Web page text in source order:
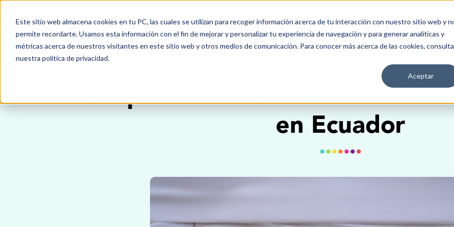
Este sitio web almacena cookies en tu PC, las cuales se utilizan para recoger información acerca de tu interacción con nuestro sitio web y
permite recordarte. Usamos esta información con el fin de mejorar y personalizar tu experiencia de navegación y para generar analíticas y
métricas acerca de nuestros visitantes en este sitio web y otros medios de comunicación. Para conocer más acerca de las cookies, consulta
nuestra política de privacidad.
Aceptar
Somos
niñez
Multiplicadores
Formación
ternura
Blog
Blog Sentipensar la Ternura: Transformando la Niñez en Ecuador
Sentipensar la Ternura:
en Ecuador